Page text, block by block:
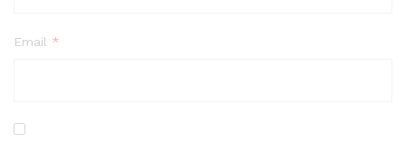
Email *